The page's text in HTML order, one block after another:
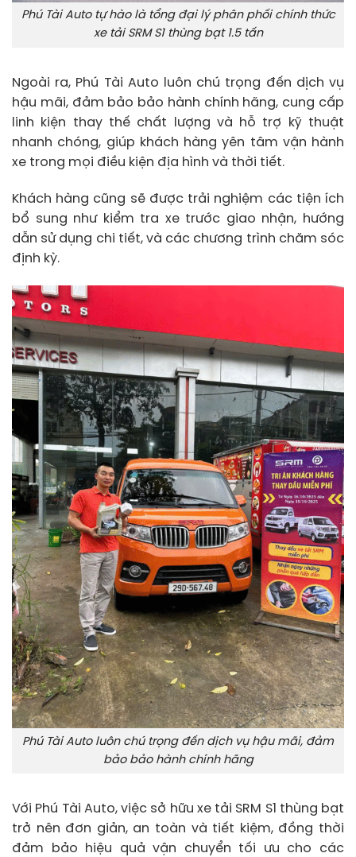
Phú Tài Auto tự hào là tổng đại lý phân phối chính thức
xe tải SRM S1 thùng bạt 1.5 tấn
Ngoài ra, Phú Tài Auto luôn chú trọng đến dịch vụ
hậu mãi, đảm bảo bảo hành chính hãng, cung cấp
linh kiện thay thế chất lượng và hỗ trợ kỹ thuật
nhanh chóng, giúp khách hàng yên tâm vận hành
xe trong mọi điều kiện địa hình và thời tiết.
Khách hàng cũng sẽ được trải nghiệm các tiện ích
bổ sung như kiểm tra xe trước giao nhận, hướng
dẫn sử dụng chi tiết, và các chương trình chăm sóc
định kỳ.
Phú Tài Auto luôn chú trọng đến dịch vụ hậu mãi, đảm
bảo bảo hành chính hãng
Với Phú Tài Auto, việc sở hữu xe tải SRM S1 thùng bạt
trở nên đơn giản, an toàn và tiết kiệm, đồng thời
đảm bảo hiệu quả vận chuyển tối ưu cho các